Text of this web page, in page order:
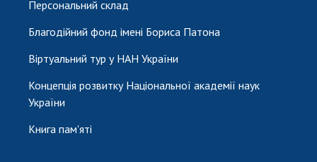
Персональний склад
Благодійний фонд імені Бориса Патона
Віртуальний тур у НАН України
Концепція розвитку Національної академії наук
України
Книга пам'яті